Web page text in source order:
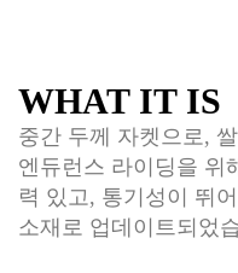
WHAT IT IS
중간 두께 자켓으로,
엔듀런스 라이딩을 위
력 있고, 통기성이 뛰
소재로 업데이트되었